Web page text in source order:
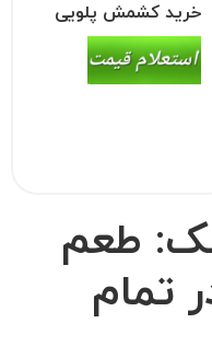
خرید کشمش پلویی
(تیزابی/آفتابی)
طعم
تمام